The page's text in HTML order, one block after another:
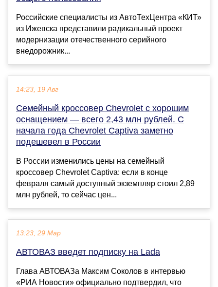
Российские специалисты из АвтоТехЦентра «КИТ»
из Ижевска представили радикальный проект
модернизации отечественного серийного
внедорожник...
14:23, 19 Авг
Семейный кроссовер Chevrolet с хорошим
оснащением — всего 2,43 млн рублей. С
начала года Chevrolet Captiva заметно
подешевел в России
В России изменились цены на семейный
кроссовер Chevrolet Captiva: если в конце
февраля самый доступный экземпляр стоил 2,89
млн рублей, то сейчас цен...
13:23, 29 Мар
АВТОВАЗ введет подписку на Lada
Глава АВТОВАЗа Максим Соколов в интервью
«РИА Новости» официально подтвердил, что